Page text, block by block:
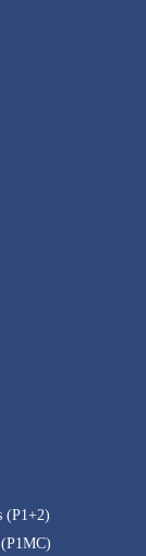
(P1+2)